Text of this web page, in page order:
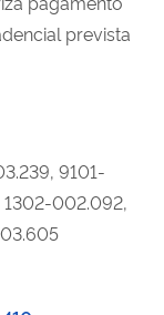
prevista
9101-
1302-002.092,